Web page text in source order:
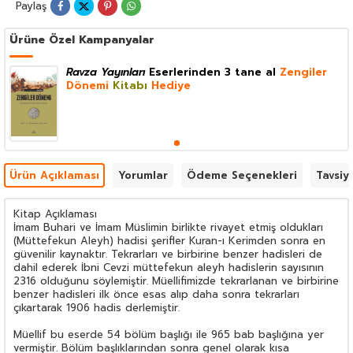
Paylaş
Ürüne Özel Kampanyalar
Ravza Yayınları Eserlerinden 3 tane al Zengiler
Dönemi Kitabı Hediye
Ürün Açıklaması Yorumlar Ödeme Seçenekleri
Kitap Açıklaması
İmam Buhari ve İmam Müslimin birlikte rivayet etmiş oldukları
(Müttefekun Aleyh) hadisi şerifler Kuran-ı Kerimden sonra en
güvenilir kaynaktır. Tekrarları ve birbirine benzer hadisleri de
dahil ederek İbni Cevzi müttefekun aleyh hadislerin sayısının
2316 olduğunu söylemiştir. Müellifimizde tekrarlanan ve birbirine
benzer hadisleri ilk önce esas alıp daha sonra tekrarları
çıkartarak 1906 hadis derlemiştir.
Müellif bu eserde 54 bölüm başlığı ile 965 bab başlığına yer
vermiştir. Bölüm başlıklarından sonra genel olarak kısa